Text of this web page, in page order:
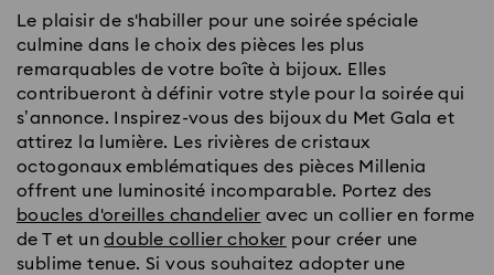
Le plaisir de s'habiller pour une soirée spéciale
culmine dans le choix des pièces les plus
remarquables de votre boîte à bijoux. Elles
contribueront à définir votre style pour la soirée qui
s’annonce. Inspirez-vous des bijoux du Met Gala et
attirez la lumière. Les rivières de cristaux
octogonaux emblématiques des pièces Millenia
offrent une luminosité incomparable. Portez des
boucles d'oreilles chandelier avec un collier en forme
de T et undouble collier choker pour créer une
sublime tenue. Si vous souhaitez adopter une